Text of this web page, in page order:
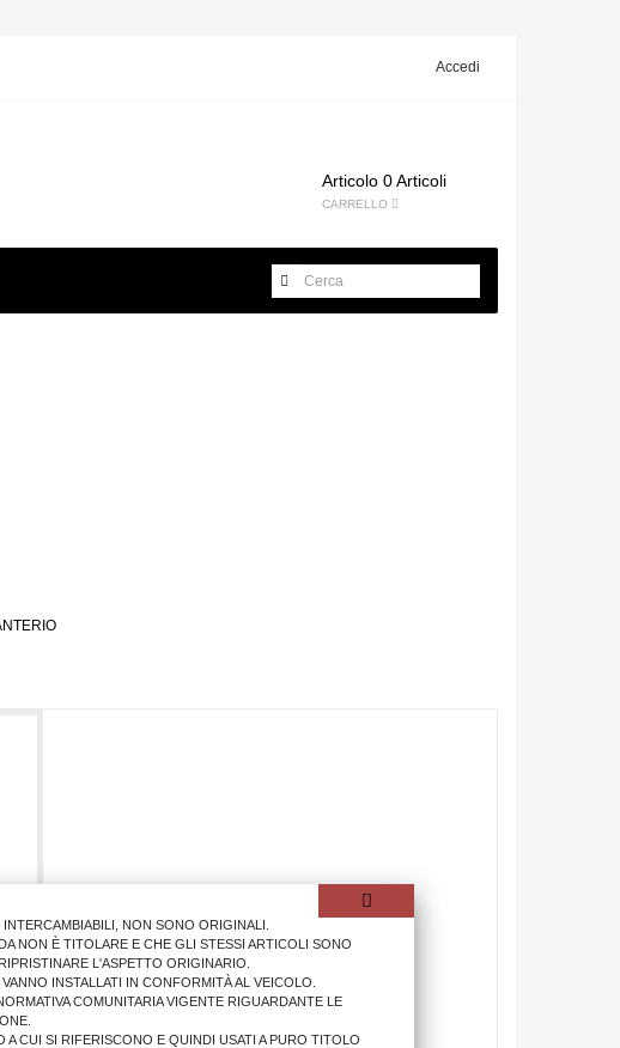
Accedi
Articolo 0 Articoli
CARRELLO
NON SONO ORIGINALI.
NON È TITOLARE E CHE GLI STESSI ARTICOLI SONO
L'ASPETTO ORIGINARIO.
INSTALLATI IN CONFORMITÀ AL VEICOLO.
COMUNITARIA VIGENTE RIGUARDANTE LE
CUI SI RIFERISCONO E QUINDI USATI A PURO TITOLO